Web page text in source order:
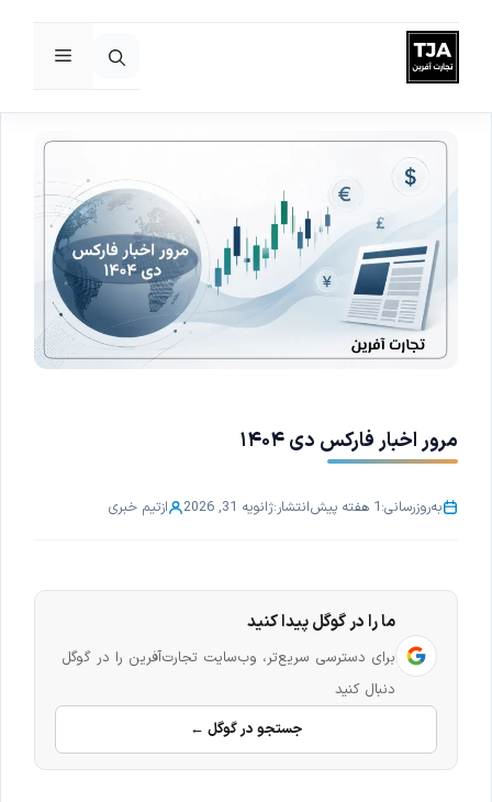
پرش
به
فهرست
مرور اخبار فارکس دی ۱۴۰۴
به‌روزرسانی:1 هفته پیش انتشار:ژانویه 31, 2026 ازتیم خبری
ما را در گوگل پیدا کنید
برای دسترسی سریع‌تر، وب‌سایت تجارت‌آفرین را در گوگل
دنبال کنید
جستجو در گوگل ←